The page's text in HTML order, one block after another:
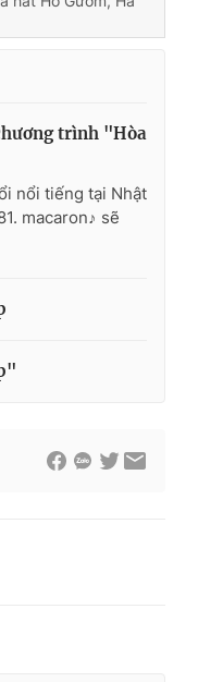
trình "Hòa
nổi tiếng tại Nhật
macaron♪ sẽ